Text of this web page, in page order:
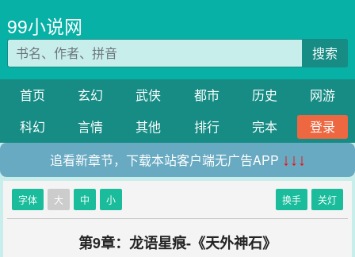
99小说网
搜索
首页 玄幻 武侠 都市 历史
网游
科幻
言情 其他 排行 完本
登录
追看新章节，下载本站客户端无广告APP ↓↓↓
字体 大 中 小 换手 关灯
第9章：龙语星痕-《天外神石》